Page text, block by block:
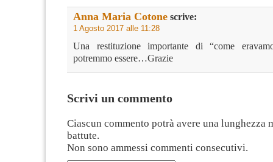
Anna Maria Cotone scrive:
1 Agosto 2017 alle 11:28
Una restituzione importante di “come
potremmo essere…Grazie
Scrivi un commento
Ciascun commento potrà avere una lunghezza
battute.
Non sono ammessi commenti consecutivi.